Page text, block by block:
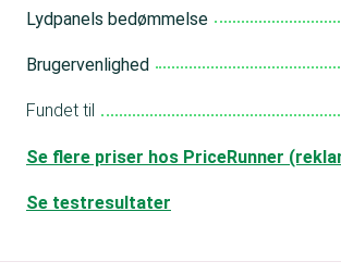
Lydpanels bedømmelse
Brugervenlighed
Fundet til
Se flere priser hos PriceRunner
Se testresultater